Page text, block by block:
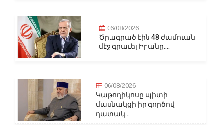
06/08/2026
Ծրագրած էին 48 ժամուան
մէջ գրաւել Իրանը....
06/08/2026
Կաթողիկոսը պիտի
մասնակցի իր գործով
դատակ...